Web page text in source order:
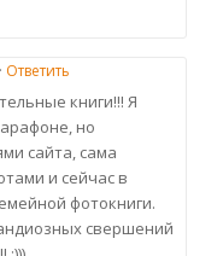
Ответить
книги!!! Я
но
сайта, сама
и сейчас в
фотокниги.
свершений